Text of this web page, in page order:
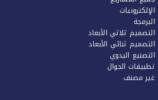
الإلكترونيات
البرمجة
التصميم ثلاثي الأبعاد
التصميم ثنائي الأبعاد
التصنيع اليدوي
تطبيقات الجوال
غير مصنف